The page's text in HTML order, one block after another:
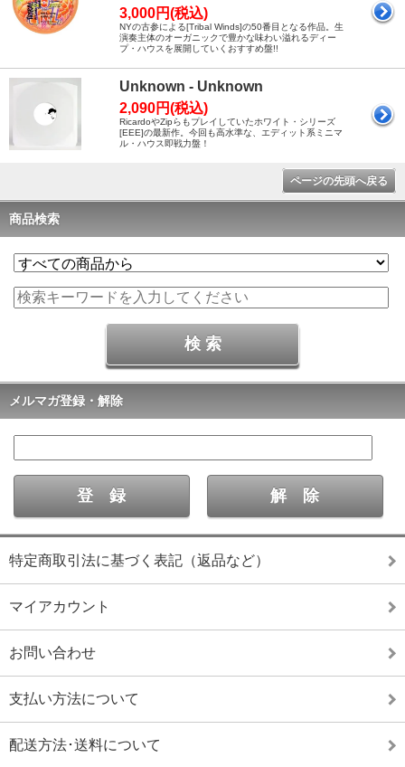
3,000円(税込)
NYの古参による[Tribal Winds]の50番目となる作品。生
演奏主体のオーガニックで豊かな味わい溢れるディー
プ・ハウスを展開していくおすすめ盤!!
Unknown - Unknown
2,090円(税込)
RicardoやZipらもプレイしていたホワイト・シリーズ
[EEE]の最新作。今回も高水準な、エディット系ミニマ
ル・ハウス即戦力盤！
ページの先頭へ戻る
商品検索
メルマガ登録・解除
特定商取引法に基づく表記（返品など）
マイアカウント
お問い合わせ
支払い方法について
配送方法･送料について